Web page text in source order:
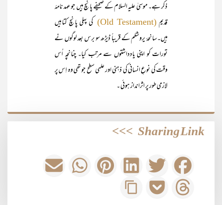
ذکر ہے۔ موسیٰ علیہ السلام کے صحیفے پانچ ہیں جو عہد نامۂ
قدیم (Old Testament)
کی پہلی پانچ کتابیں
ہیں۔سانحۂ یروشلم کے قریباً ڈیڑھ سو برس بعد لوگوں نے
تورات کو اپنی یادداشتوں سے مرتب کیا۔ چنانچہ اُس
وقت کی نوعِ انسانی کی ذہنی اور علمی سطح جو تھی وہ اِس پر
لازمی طور پر اثرانداز ہوئی ۔
Sharing Link
>>>